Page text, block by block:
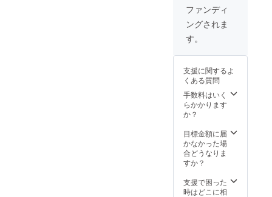
ロ
フィー
ルに表
みで
だただ
応援し
てくだ
さる方
のご支
待ちし
ており
ます。
ファンディ
ングされま
す。
支援に関するよ
くある質問
手数料はいく
らかかります
か？
目標金額に届
かなかった場
合どうなりま
すか？
支援で困った
時はどこに相